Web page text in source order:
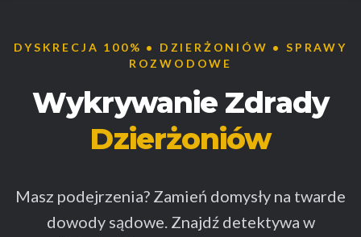
DYSKRECJA 100% • DZIERŻONIÓW • SPRAWY
ROZWODOWE
Wykrywanie Zdrady
Dzierżoniów
Masz podejrzenia? Zamień domysły na twarde
dowody sądowe. Znajdź detektywa w